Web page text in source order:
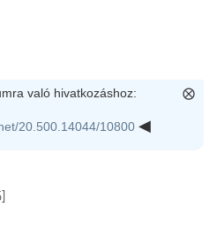
való hivatkozáshoz:
20.500.14044/10800